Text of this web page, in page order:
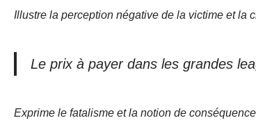
Illustre la perception négative de la victime et la
Le prix à payer dans les grandes
Exprime le fatalisme et la notion de